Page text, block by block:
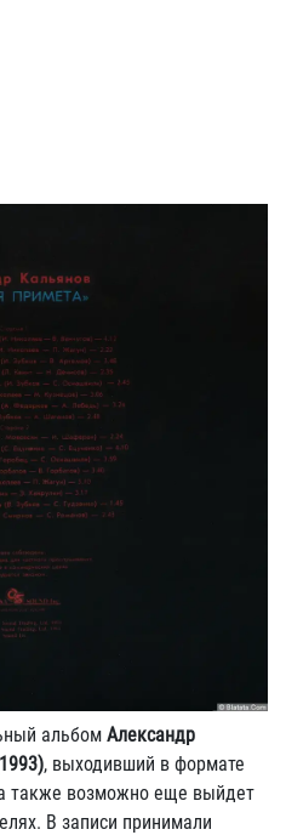
альбом Александр
, выходивший в формате
также возможно еще выйдет
В записи принимали